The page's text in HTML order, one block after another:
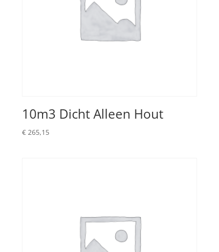
10m3 Dicht Alleen Hout
€265,15